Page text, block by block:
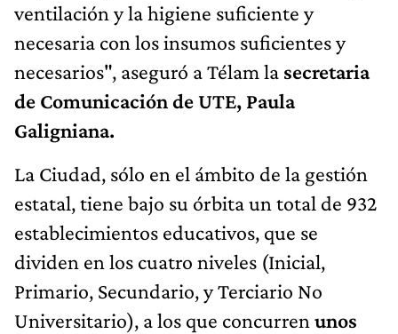
ventilación y la higiene suficiente y
necesaria con los insumos suficientes y
necesarios", aseguró a Télam la secretaria
de Comunicación de UTE, Paula
Galigniana.
La Ciudad, sólo en el ámbito de la gestión
estatal, tiene bajo su órbita un total de 932
establecimientos educativos, que se
dividen en los cuatro niveles (Inicial,
Primario, Secundario, y Terciario No
Universitario), a los que concurren unos